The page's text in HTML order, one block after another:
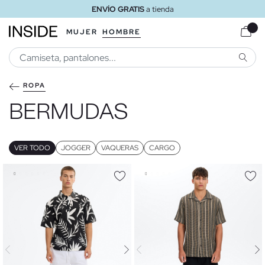
ENVÍO GRATISa domicilio a partir de 30 €
MUJER HOMBRE
ROPA
BERMUDAS
VER TODO JOGGER VAQUERAS CARGO